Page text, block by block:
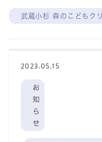
武蔵小杉 森のこどもク
2023.05.15
お
知
ら
せ